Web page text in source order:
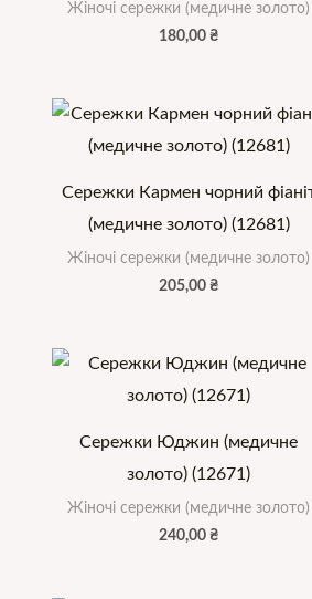
Жіночі сережки (медичне золото)
180,00₴
Сережки Кармен чорний
(медичне золото) (12681)
Жіночі сережки (медичне золото)
205,00₴
Сережки Юджин (медичне
золото) (12671)
Жіночі сережки (медичне золото)
240,00₴